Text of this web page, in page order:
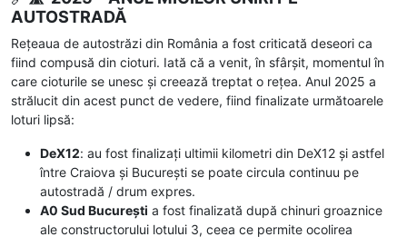
AUTOSTRADĂ
Rețeaua de autostrăzi din România a fost criticată deseori ca
fiind compusă din cioturi. Iată că a venit, în sfârșit, momentul în
care cioturile se unesc și creează treptat o rețea. Anul 2025 a
strălucit din acest punct de vedere, fiind finalizate următoarele
loturi lipsă:
DeX12: au fost finalizați ultimii kilometri din DeX12 și astfel
între Craiova și București se poate circula continuu pe
autostradă / drum expres.
A0 Sud București a fost finalizată după chinuri groaznice
ale constructorului lotului 3, ceea ce permite ocolirea